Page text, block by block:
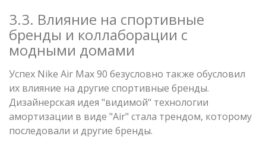
3.3. Влияние на спортивные
бренды и коллаборации с
модными домами
Успех Nike Air Max 90 безусловно также обусловил
их влияние на другие спортивные бренды.
Дизайнерская идея "видимой" технологии
амортизации в виде "Air" стала трендом, которому
последовали и другие бренды.